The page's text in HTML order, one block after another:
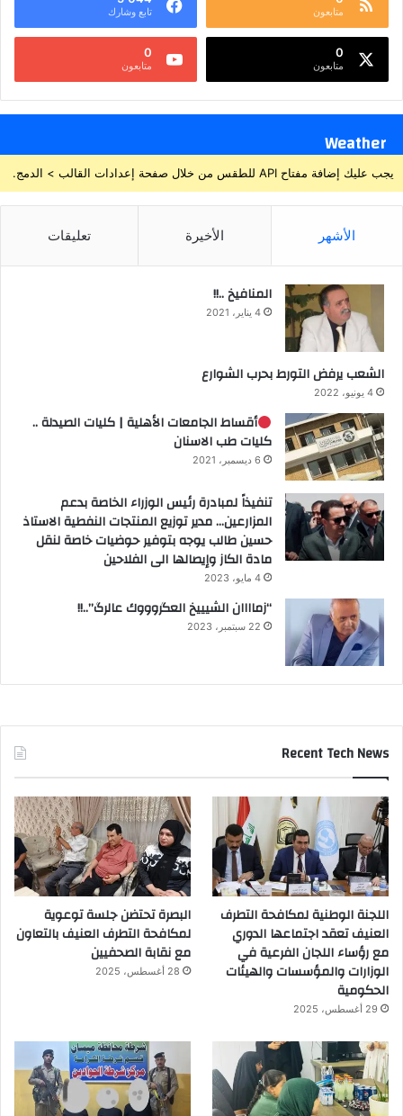
متابعون تابع وشارك
0
متابعون
0
متابعون
Weather
يجب عليك إضافة مفتاح API للطقس من خلال صفحة إعدادات القالب > الدمج.
الأشهر الأخيرة تعليقات
المنافيخ ..!!
4 يناير، 2021
الشعب يرفض التورط بحرب الشوارع
4 يونيو، 2022
أقساط الجامعات الأهلية | كليات الصيدلة ..
كليات طب الاسنان
6 ديسمبر، 2021
تنفيذاً لمبادرة رئيس الوزراء الخاصة بدعم
المزارعين… مدير توزيع المنتجات النفطية الاستاذ
حسين طالب يوجه بتوفير حوضيات خاصة لنقل
مادة الكاز وإيصالها الى الفلاحين
4 مايو، 2023
“زماااان الشيييخ العگروووك عالرگ”..!!
22 سبتمبر، 2023
Recent Tech News
اللجنة الوطنية لمكافحة التطرف
العنيف تعقد اجتماعها الدوري
مع رؤساء اللجان الفرعية في
الوزارات والمؤسسات والهيئات
الحكومية
29 أغسطس، 2025
البصرة تحتضن جلسة توعوية
لمكافحة التطرف العنيف بالتعاون
مع نقابة الصحفيين
28 أغسطس، 2025